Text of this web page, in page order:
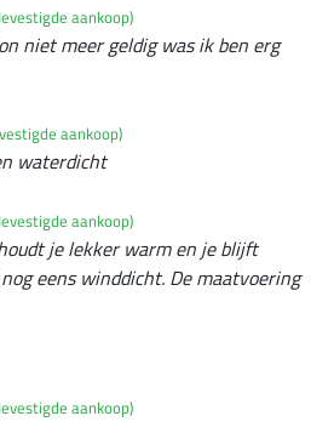
aankoop)
niet meer geldig was ik ben erg
aankoop)
waterdicht
aankoop)
je lekker warm en je blijft
eens winddicht. De maatvoering
aankoop)